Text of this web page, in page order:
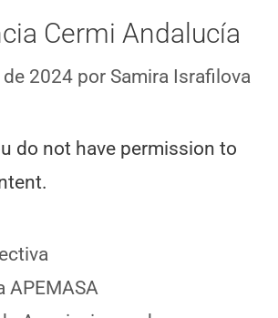
Cermi Andalucía
2024 por Samira Israfilova
do not have permission to
APEMASA